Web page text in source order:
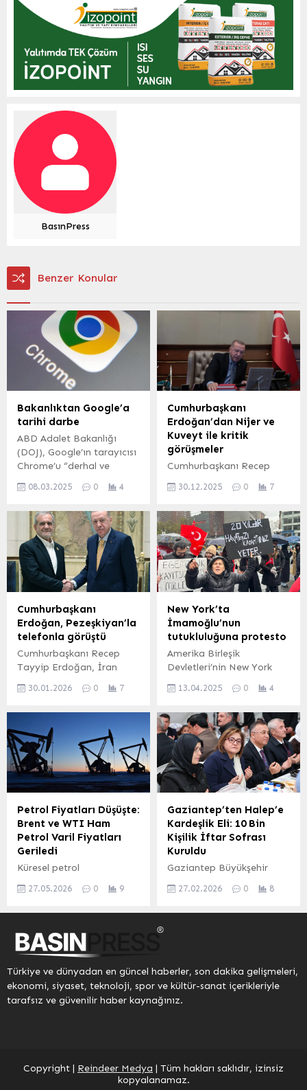
BasınPress
Benzer Konular
Bakanlıktan Google’a
tarihi darbe
ABD Adalet Bakanlığı
(DOJ), Google’ın tarayıcısı
Chrome’u “derhal ve
çıkarmasını istedi. Bu
Google’ın piyasadaki
hakimiyetini kötüye
kullanarak rekabeti
engellediği iddiasına
dayanıyor.
08.03.2025 0 4
Cumhurbaşkanı
Erdoğan’dan Nijer ve
Kuveyt ile kritik
görüşmeler
Cumhurbaşkanı Recep
Cumhurbaşkanı
Kuveyt Veliaht Prensi Şeyh
Sabah Halid el-Hamad el-
Sabah ile telefon
görüşmeleri gerçekleştirdi.
Görüşmelerde ikili ilişkiler
ile bölgesel gelişmeler ele
alındı. ANKARA (İGFA) –
Cumhurbaşkanı Recep
Tayyip Erdoğan, Nijer
Cumhurbaşkanı
Abdurrahman Tchiani ile
yaptığı telefon
görüşmesinde Türkiye–
bölgesel konuları...
30.12.2025 0 7
Cumhurbaşkanı
Erdoğan, Pezeşkiyan’la
telefonla görüştü
Cumhurbaşkanı Recep
Tayyip Erdoğan, İran
Pezeşkiyan ile bir telefon
Cumhurbaşkanı
Erdoğan’ın, İran
Cumhurbaşkanı
Pezeşkiyan ile yaptığı
görüşmeye ilişkin açıklama
İletişim Başkanlığı’ndan
geldi. İki lider, Türkiye –
İran ikili ilişkileri ile
bölgede tırmanan askeri
Cumhurbaşkanı Erdoğan
görüşmede, gerilimin
meselelerin...
30.01.2026 0 7
New York’ta
İmamoğlu’nun
tutukluluğuna protesto
Amerika Birleşik
Devletleri’nin New York
Square Park’ta dikkat
gerçekleştirildi. Ekrem
İmamoğlu’na özgürlük
çağrısında bulunan Türk
Amerikan Toplumu, Union
Square’da bir araya geldi.
13.04.2025 0 4
Petrol Fiyatları Düşüşte:
Brent ve WTI Ham
Petrol Varil Fiyatları
Geriledi
Küresel petrol
96,68 dolara kadar
dolardan tamamladı.
Bugün (Pazartesi) saat
petrolün varil fiyatı, yüzde
1,72’lik bir düşüşle 95,01
dolardan işlem gördü. Bu
ham...
27.05.2026 0 9
Gaziantep’ten Halep’e
Kardeşlik Eli: 10 Bin
Kişilik İftar Sofrası
Kuruldu
Gaziantep Büyükşehir
Halep'te Ramazan ayının
Dualar Bir" sloganıyla
Halep'te 10 bin kişiye aynı
anda iftar sofrası kuruldu.
programına Gaziantep
27.02.2026 0 8
Türkiye ve dünyadan en güncel haberler, son dakika gelişmeleri,
ekonomi, siyaset, teknoloji, spor ve kültür-sanat içerikleriyle
tarafsız ve güvenilir haber kaynağınız.
Copyright | Reindeer Medya | Tüm hakları saklıdır, izinsiz
kopyalanamaz.